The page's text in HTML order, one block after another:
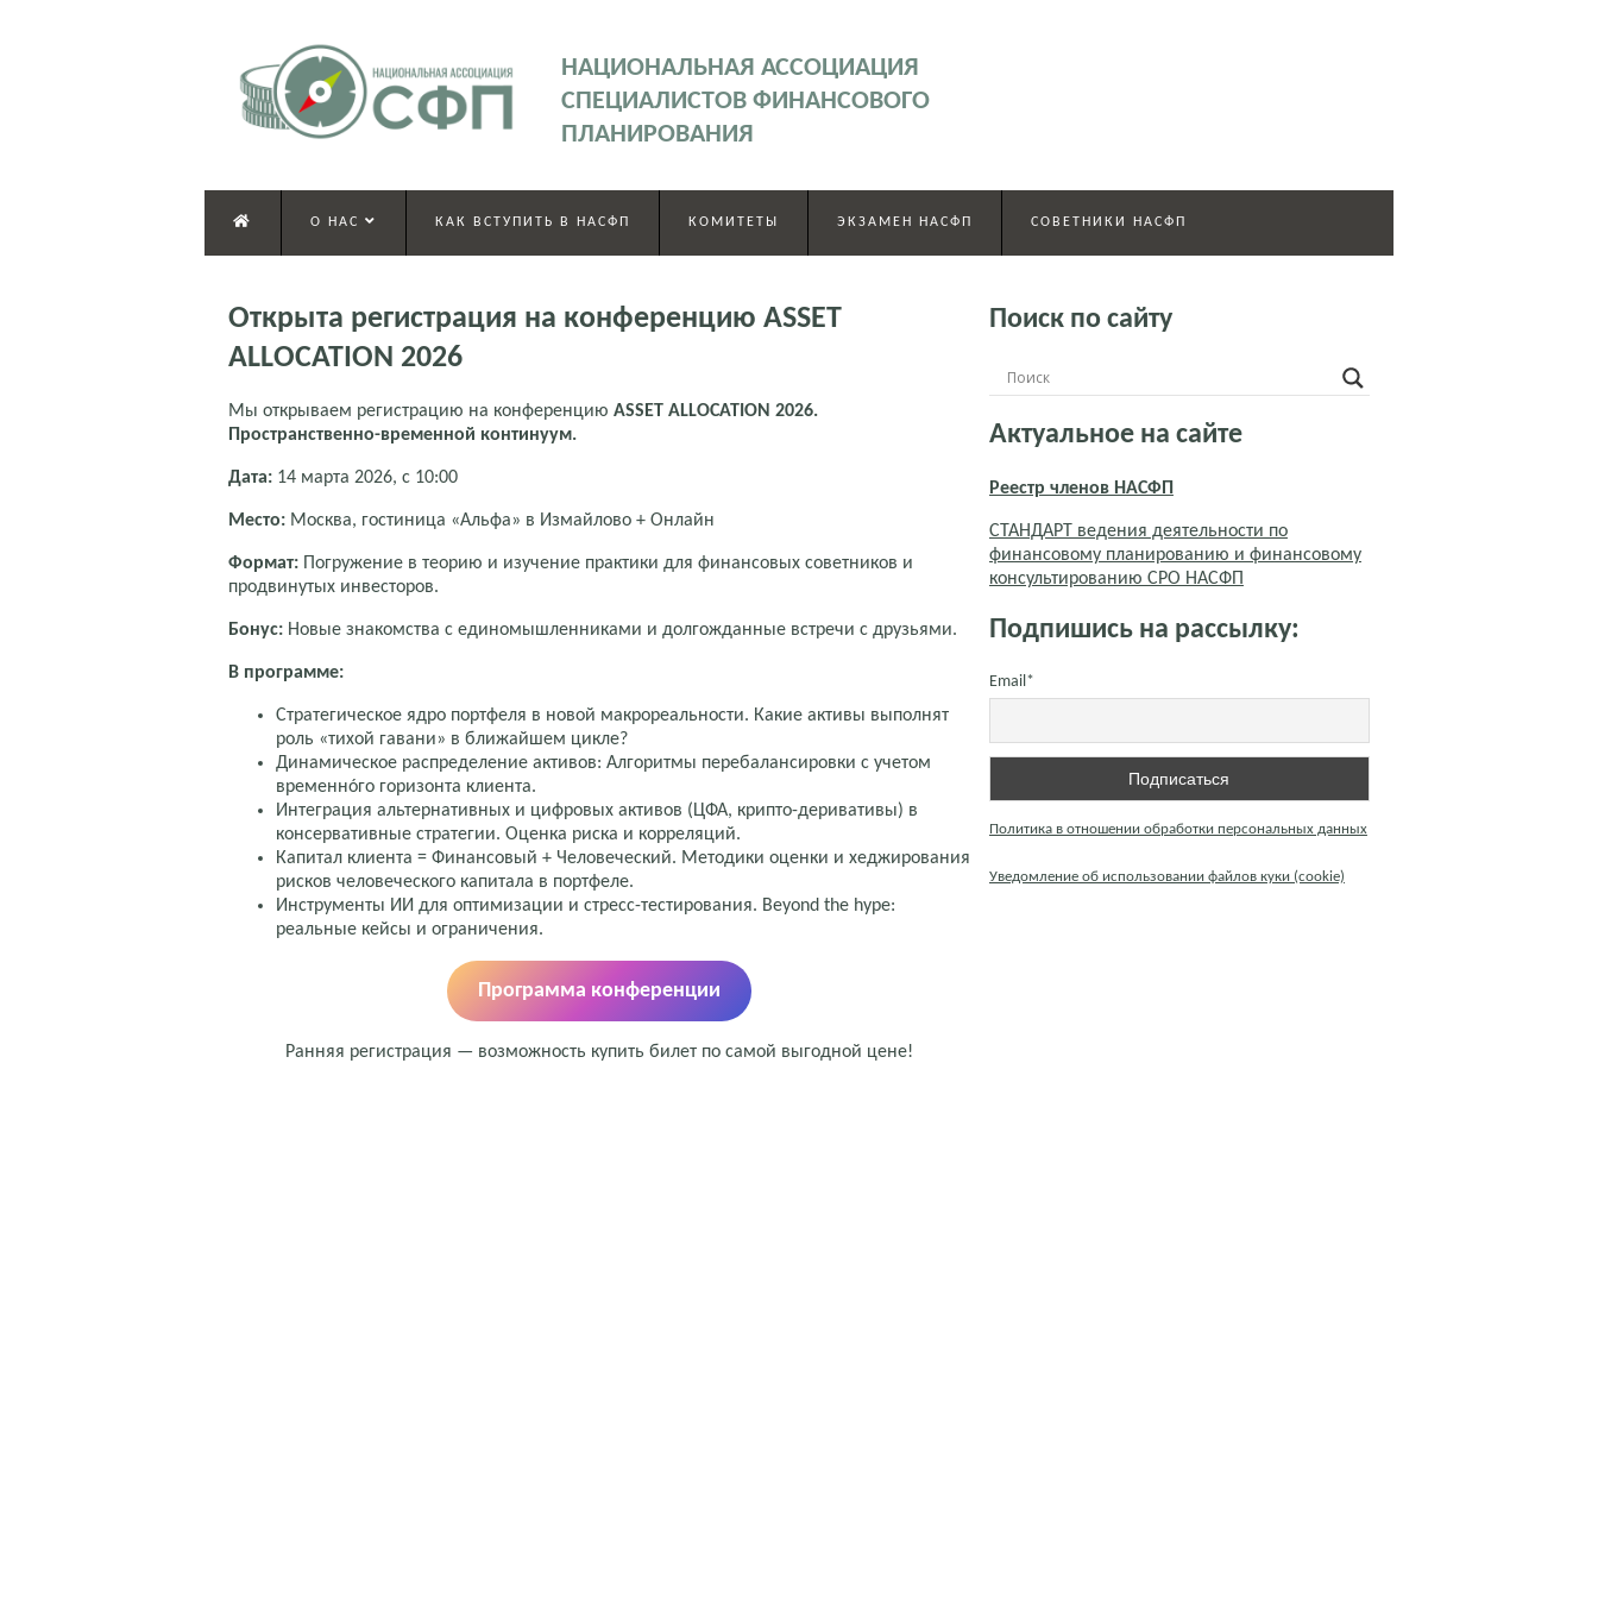
НАЦИОНАЛЬНАЯ АССОЦИАЦИЯ
СПЕЦИАЛИСТОВ ФИНАНСОВОГО
ПЛАНИРОВАНИЯ
О НАС КАК ВСТУПИТЬ В НАСФП КОМИТЕТЫ ЭКЗАМЕН НАСФП СОВЕТНИКИ НАСФП
Открыта регистрация на конференцию ASSET
ALLOCATION 2026
Мы открываем регистрацию на конференцию ASSET ALLOCATION 2026.
Пространственно-временной континуум.
Дата: 14 марта 2026, с 10:00
Место: Москва, гостиница «Альфа» в Измайлово + Онлайн
Формат:
Погружение в теорию и изучение практики для финансовых советников и
продвинутых инвесторов.
Бонус: Новые знакомства с единомышленниками и долгожданные встречи с друзьями.
В программе:
Стратегическое ядро портфеля в новой макрореальности. Какие активы выполнят
роль «тихой гавани» в ближайшем цикле?
Динамическое распределение активов: Алгоритмы перебалансировки с учетом
временнóго горизонта клиента.
Интеграция альтернативных и цифровых активов (ЦФА, крипто-деривативы) в
консервативные стратегии. Оценка риска и корреляций.
Капитал клиента = Финансовый + Человеческий. Методики оценки и хеджирования
рисков человеческого капитала в портфеле.
Инструменты ИИ для оптимизации и стресс-тестирования. Beyond the hype:
реальные кейсы и ограничения.
Программа конференции
Ранняя регистрация — возможность купить билет по самой выгодной цене!
Поиск по сайту
Актуальное на сайте
Реестр членов НАСФП
СТАНДАРТ ведения деятельности по
финансовому планированию и финансовому
консультированию СРО НАСФП
Подпишись на рассылку:
Email*
Политика в отношении обработки персональных данных
Уведомление об использовании файлов куки (cookie)